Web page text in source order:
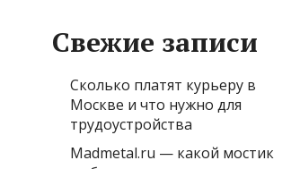
Свежие записи
Сколько платят курьеру в
Москве и что нужно для
трудоустройства
Madmetal.ru — какой мостик